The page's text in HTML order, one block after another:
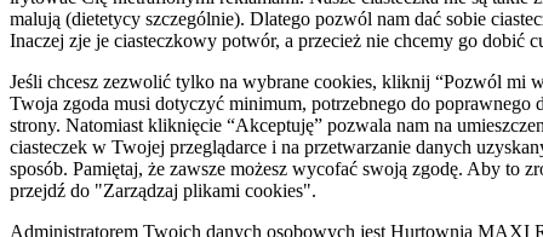
malują (dietetycy szczególnie). Dlatego pozwól nam dać sobie
Inaczej zje je ciasteczkowy potwór, a przecież nie chcemy go dobić
Jeśli chcesz zezwolić tylko na wybrane cookies, kliknij “Pozwól mi
Twoja zgoda musi dotyczyć minimum, potrzebnego do poprawnego
strony. Natomiast kliknięcie “Akceptuję” pozwala nam na
ciasteczek w Twojej przeglądarce i na przetwarzanie danych
sposób. Pamiętaj, że zawsze możesz wycofać swoją zgodę. Aby to
przejdź do "Zarządzaj plikami cookies".
Administratorem Twoich danych osobowych jest Hurtownia MAXI